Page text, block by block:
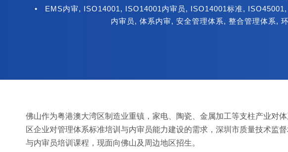
•
EMS内审, ISO14001, ISO14001内审员, ISO14001标准, ISO45001,
内审员, 体系内审, 安全管理体系, 整合管理体系,
佛山作为粤港澳大湾区制造业重镇，家电、陶瓷、金属加工等支柱产业对
区企业对管理体系标准培训与内审员能力建设的需求，深圳市质量技术监
与内审员培训课程，现面向佛山及周边地区招生。